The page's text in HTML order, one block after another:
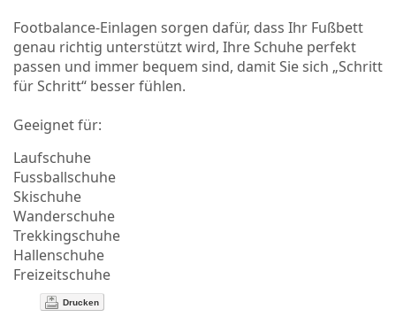
Footbalance-Einlagen sorgen dafür, dass Ihr Fußbett
genau richtig unterstützt wird, Ihre Schuhe perfekt
passen und immer bequem sind, damit Sie sich „Schritt
für Schritt“ besser fühlen.
Geeignet für:
Laufschuhe
Fussballschuhe
Skischuhe
Wanderschuhe
Trekkingschuhe
Hallenschuhe
Freizeitschuhe
Drucken